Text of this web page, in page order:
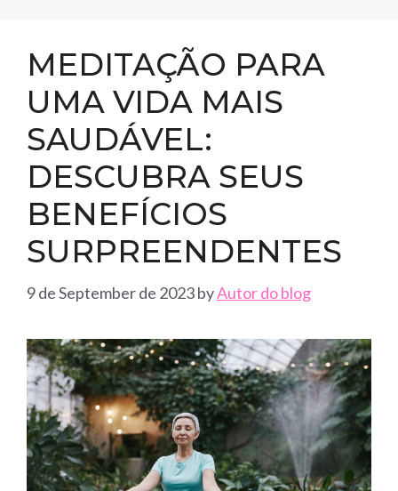
MEDITAÇÃO PARA
UMA VIDA MAIS
SAUDÁVEL:
DESCUBRA SEUS
BENEFÍCIOS
SURPREENDENTES
9 de September de 2023byAutor do blog